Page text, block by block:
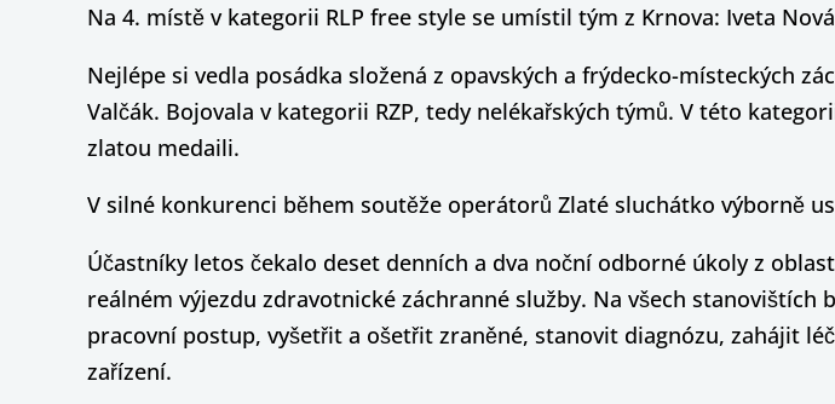
Na 4. místě v kategorii RLP free style se umístil tým z Krnova: Iveta
Nejlépe si vedla posádka složená z opavských a frýdecko-místeckých
Valčák. Bojovala v kategorii RZP, tedy nelékařských týmů. V této
zlatou medaili.
V silné konkurenci během soutěže operátorů Zlaté sluchátko výborně
Účastníky letos čekalo deset denních a dva noční odborné úkoly z
reálném výjezdu zdravotnické záchranné služby. Na všech
pracovní postup, vyšetřit a ošetřit zraněné, stanovit diagnózu, zahájit
zařízení.